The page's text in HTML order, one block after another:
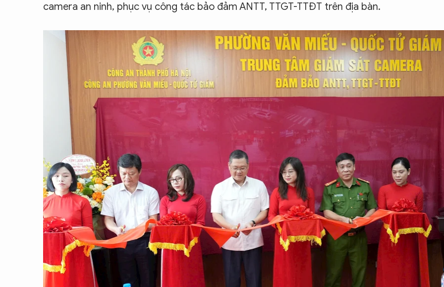
camera an ninh, phục vụ công tác bảo đảm ANTT, TTGT-TTĐT trên địa bàn.